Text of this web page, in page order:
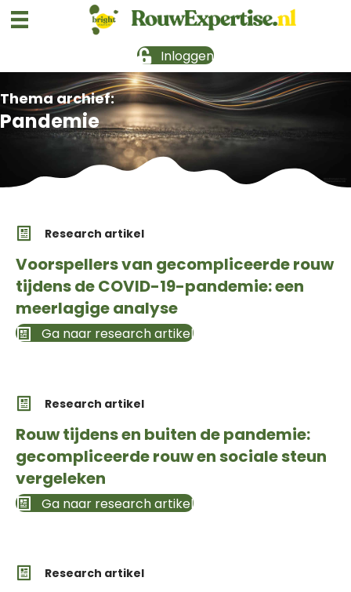
Inloggen
Thema archief:
Pandemie
Research artikel
Voorspellers van gecompliceerde rouw
tijdens de COVID-19-pandemie: een
meerlagige analyse
Ga naar research artikel
Research artikel
Rouw tijdens en buiten de pandemie:
gecompliceerde rouw en sociale steun
vergeleken
Ga naar research artikel
Research artikel